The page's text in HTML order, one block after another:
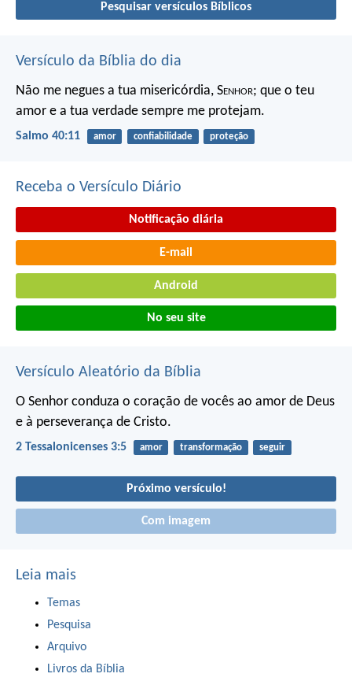
Pesquisar versículos Bíblicos
Versículo da Bíblia do dia
Não me negues a tua misericórdia, Senhor; que o teu
amor e a tua verdade sempre me protejam.
Salmo 40:11 amor confiabilidade proteção
Receba o Versículo Diário
Notificação diária
E-mail
Android
No seu site
Versículo Aleatório da Bíblia
O Senhor conduza o coração de vocês ao amor de Deus
e à perseverança de Cristo.
2 Tessalonicenses 3:5 amor transformação seguir
Próximo versículo!
Com imagem
Leia mais
Temas
Pesquisa
Arquivo
Livros da Bíblia